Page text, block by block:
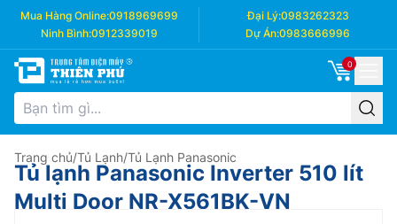
Mua Hàng Online:0918969699 Đại Lý:0983262323
Ninh Bình:0912339019 Dự Án:0983666996
0
Trang chủ/Tủ Lạnh/Tủ Lạnh Panasonic
Tủ lạnh Panasonic Inverter 510 lít
Multi Door NR-X561BK-VN